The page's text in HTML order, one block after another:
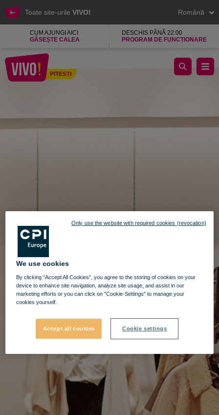
Toate site-urile VIVO! Română
CUM AJUNGI AICI
GĂSEȘTE CALEA
DESCHIS PÂNĂ 22:00
PROGRAM DE FUNCȚIONARE
PITESTI
BSB, companie greceasca de top, haine dama
We use cookies
By clicking “Accept All Cookies”, you agree to the storing of cookies on your
device to enhance site navigation, analyze site usage, and assist in our
marketing efforts or you can click on "Cookie-Settings" to manage your
cookies yourself.
Accept all cookies Cookie settings
Only use the website with required cookies (revocation)